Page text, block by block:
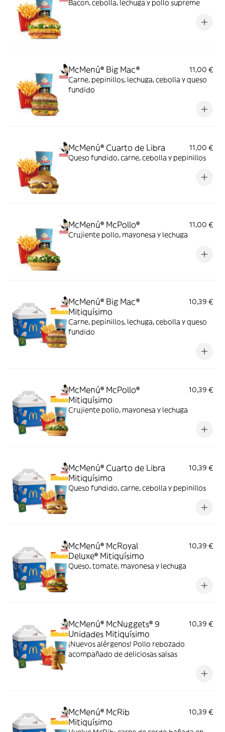
Bacon, cebolla, lechuga y pollo supreme
McMenú® Big Mac®
11,00 €
Carne, pepinillos, lechuga, cebolla y queso
fundido
McMenú® Cuarto de Libra
11,00 €
Queso fundido, carne, cebolla y pepinillos
McMenú® McPollo®
11,00 €
Crujiente pollo, mayonesa y lechuga
McMenú® Big Mac®
Mitiquísimo
10,39 €
Carne, pepinillos, lechuga, cebolla y queso
fundido
McMenú® McPollo®
Mitiquísimo
10,39 €
Crujiente pollo, mayonesa y lechuga
McMenú® Cuarto de Libra
Mitiquísimo
10,39 €
Queso fundido, carne, cebolla y pepinillos
McMenú® McRoyal
Deluxe® Mitiquísimo
10,39 €
Queso, tomate, mayonesa y lechuga
McMenú® McNuggets® 9
Unidades Mitiquísimo
10,39 €
¡Nuevos alérgenos! Pollo rebozado
acompañado de deliciosas salsas
McMenú® McRib
Mitiquísimo
10,39 €